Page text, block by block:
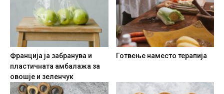
Франција ја забранува и
пластичната амбалажа за
овошје и зеленчук
Готвење наместо терапија